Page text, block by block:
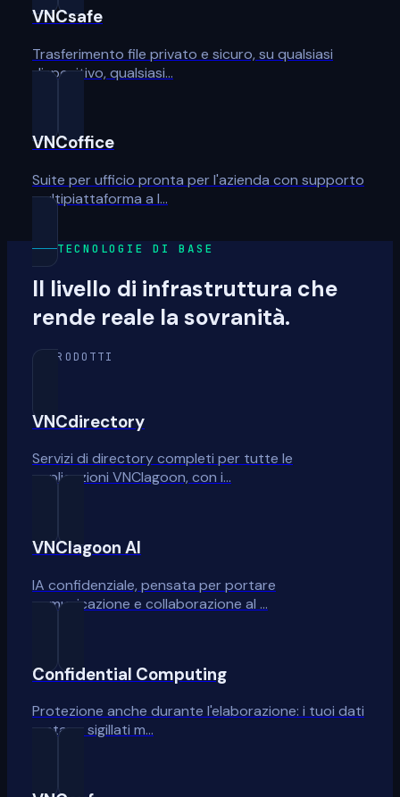
VNCsafe
Trasferimento file privato e sicuro, su qualsiasi
dispositivo, qualsiasi…
VNCoffice
Suite per ufficio pronta per l'azienda con supporto
multipiattaforma a l…
TECNOLOGIE DI BASE
Il livello di infrastruttura che
rende reale la sovranità.
6 PRODOTTI
VNCdirectory
Servizi di directory completi per tutte le
applicazioni VNClagoon, con i…
VNClagoon AI
IA confidenziale, pensata per portare
comunicazione e collaborazione al …
Confidential Computing
Protezione anche durante l'elaborazione: i tuoi dati
restano sigillati m…